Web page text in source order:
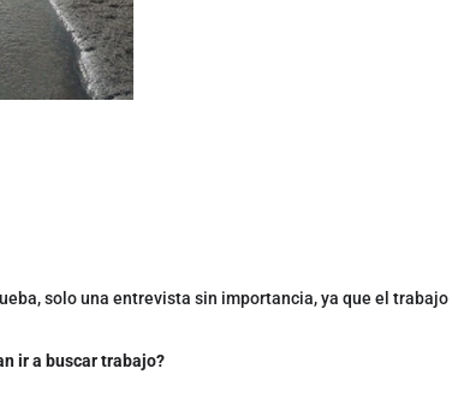
solo una entrevista sin importancia, ya que el trabajo
ir a buscar trabajo?